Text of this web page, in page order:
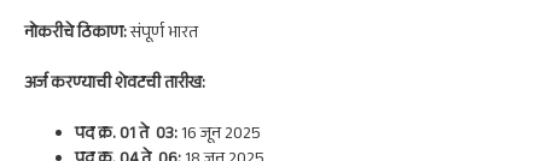
नोकरीचे ठिकाण:संपूर्ण भारत
अर्ज करण्याची शेवटची तारीख:
पद क्र. 01 ते 03:16 जून 2025